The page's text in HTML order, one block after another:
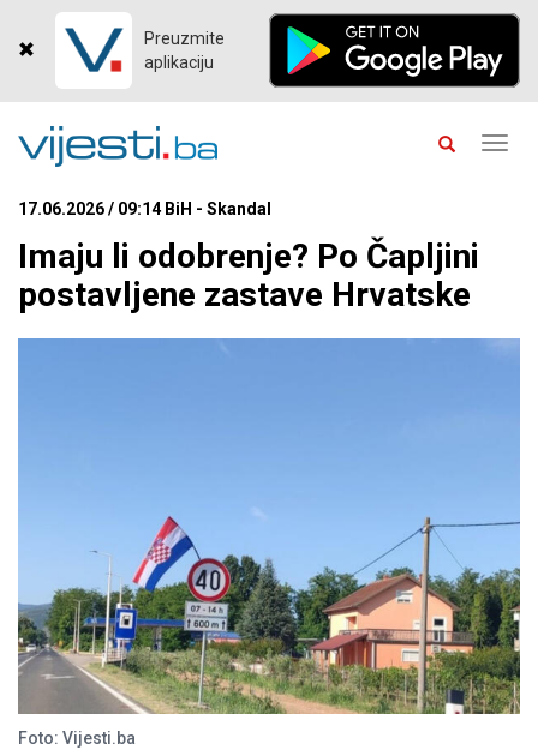
Preuzmite
aplikaciju
17.06.2026 / 09:14 BiH - Skandal
Imaju li odobrenje? Po Čapljini
postavljene zastave Hrvatske
Foto: Vijesti.ba